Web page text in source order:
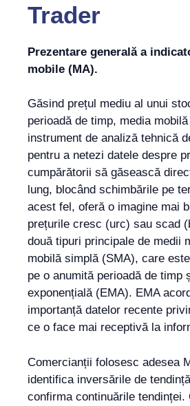
Trader
Prezentare generală a
mobile (MA).
Găsind prețul mediu al unui
perioadă de timp, media
instrument de analiză tehnică
pentru a netezi datele despre
cumpărătorii să găsească
lung, blocând schimbările pe
acest fel, oferă o imagine mai
prețurile cresc (urc) sau scad
două tipuri principale de medii
mobilă simplă (SMA), care
pe o anumită perioadă de timp
exponențială (EMA). EMA
importanță datelor recente
ce o face mai receptivă la
Comercianții folosesc adesea
identifica inversările de
confirma continuările tendinței.